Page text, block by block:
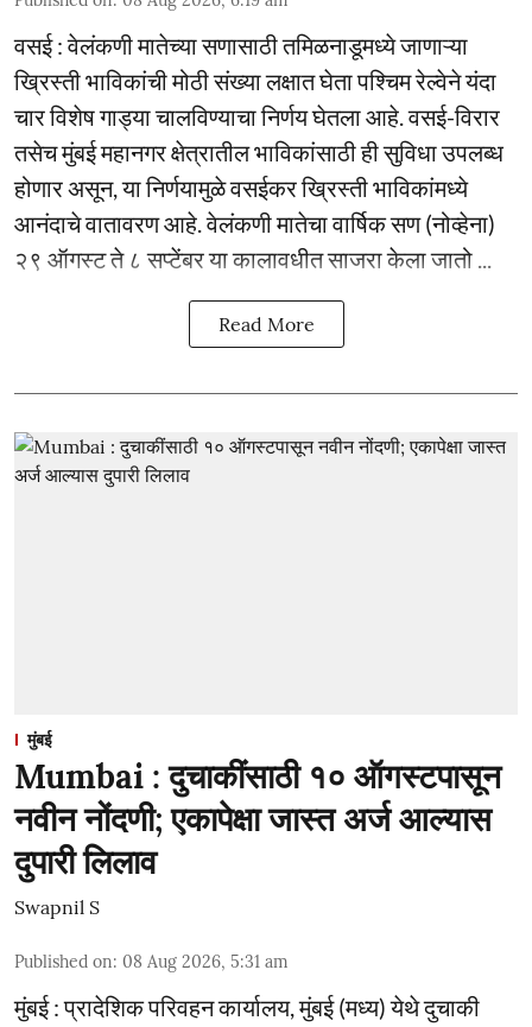
वसई : वेलंकणी मातेच्या सणासाठी तमिळनाडूमध्ये जाणाऱ्या
ख्रिस्ती भाविकांची मोठी संख्या लक्षात घेता पश्चिम रेल्वेने यंदा
चार विशेष गाड्या चालविण्याचा निर्णय घेतला आहे. वसई-विरार
तसेच मुंबई महानगर क्षेत्रातील भाविकांसाठी ही सुविधा उपलब्ध
होणार असून, या निर्णयामुळे वसईकर ख्रिस्ती भाविकांमध्ये
आनंदाचे वातावरण आहे. वेलंकणी मातेचा वार्षिक सण (नोव्हेना)
२९ ऑगस्ट ते ८ सप्टेंबर या कालावधीत साजरा केला जातो ...
Read More
मुंबई
Mumbai : दुचाकींसाठी १० ऑगस्टपासून
नवीन नोंदणी; एकापेक्षा जास्त अर्ज आल्यास
दुपारी लिलाव
Swapnil S
Published on: 08 Aug 2026, 5:31 am
मुंबई : प्रादेशिक परिवहन कार्यालय, मुंबई (मध्य) येथे दुचाकी